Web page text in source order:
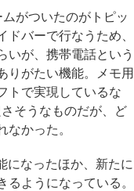
がついたのがトピッ
バーで行なうため、
いが、携帯電話という
りがたい機能。メモ用
トで実現しているな
そうなものだが、ど
なかった。
なったほか、新たに
ようになっている。